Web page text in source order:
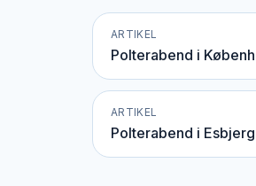
ARTIKEL
Polterabend i
ARTIKEL
Polterabend i Esbjerg